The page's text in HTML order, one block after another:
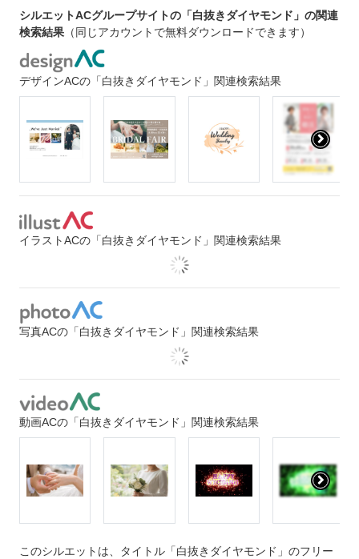
シルエットACグループサイトの「白抜きダイヤモンド」の関連
検索結果 （同じアカウントで無料ダウンロードできます）
デザインACの「白抜きダイヤモンド」関連検索結果
イラストACの「白抜きダイヤモンド」関連検索結果
写真ACの「白抜きダイヤモンド」関連検索結果
動画ACの「白抜きダイヤモンド」関連検索結果
このシルエットは、タイトル「白抜きダイヤモンド」のフリー